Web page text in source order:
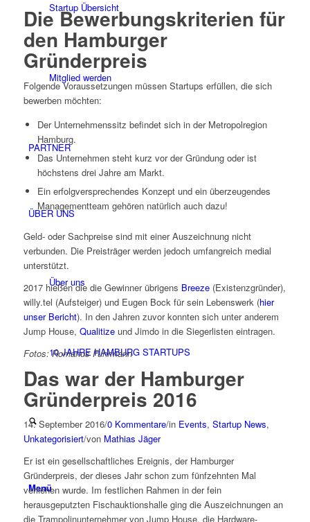
Startup Übersicht
Mitglied werden
PARTNER
ÜBER UNS
Über uns
10 JAHRE HAMBURG STARTUPS
Menü
Die Bewerbungskriterien für
den Hamburger
Gründerpreis
Folgende Voraussetzungen müssen Startups erfüllen, die sich
bewerben möchten:
Der Unternehmenssitz befindet sich in der Metropolregion
Hamburg.
Das Unternehmen steht kurz vor der Gründung oder ist
höchstens drei Jahre am Markt.
Ein erfolgversprechendes Konzept und ein überzeugendes
Managementteam gehören natürlich auch dazu!
Geld- oder Sachpreise sind mit einer Auszeichnung nicht
verbunden. Die Preisträger werden jedoch umfangreich medial
unterstützt.
2017 hießen die die Gewinner übrigens Breeze(Existenzgründer),
willy.tel (Aufsteiger) und Eugen Bock für sein Lebenswerk (hier
unser Bericht). In den Jahren zuvor konnten sich unter anderem
Jump House, Qualitizeund Jimdo in die Siegerlisten eintragen.
Fotos: Romanus Fuhrmann
Das war der Hamburger
Gründerpreis 2016
14. September 2016/0 Kommentare/in Events, Startup News,
Unkategorisiert/von Mathias Jäger
Er ist ein gesellschaftliches Ereignis, der Hamburger
Gründerpreis, der dieses Jahr schon zum fünfzehnten Mal
verliehen wurde. Im festlichen Rahmen in der fein
herausgeputzten Fischauktionshalle ging die Auszeichnungen an
die Trampolinunternehmer von Jump House, die Hardware-